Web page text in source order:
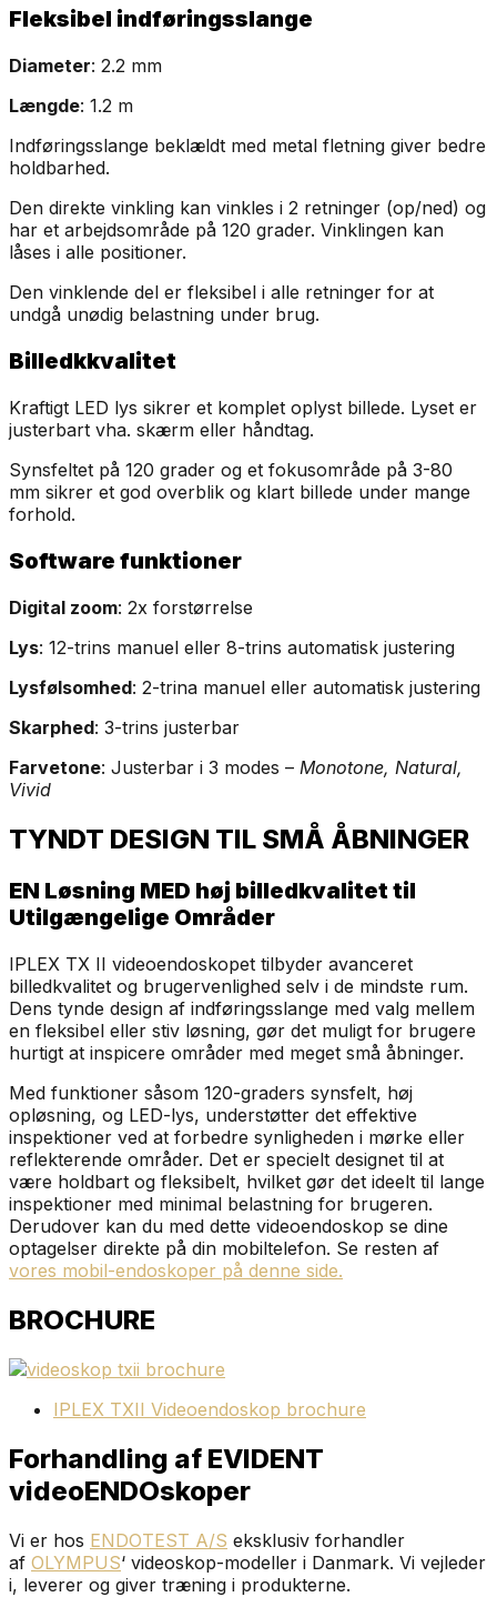
Fleksibel indføringsslange
Diameter: 2.2 mm
Længde: 1.2 m
Indføringsslange beklældt med metal fletning giver bedre
holdbarhed.
Den direkte vinkling kan vinkles i 2 retninger (op/ned) og
har et arbejdsområde på 120 grader. Vinklingen kan
låses i alle positioner.
Den vinklende del er fleksibel i alle retninger for at
undgå unødig belastning under brug.
Billedkkvalitet
Kraftigt LED lys sikrer et komplet oplyst billede. Lyset er
justerbart vha. skærm eller håndtag.
Synsfeltet på 120 grader og et fokusområde på 3-80
mm sikrer et god overblik og klart billede under mange
forhold.
Software funktioner
Digital zoom: 2x forstørrelse
Lys: 12-trins manuel eller 8-trins automatisk justering
Lysfølsomhed: 2-trina manuel eller automatisk justering
Skarphed: 3-trins justerbar
Farvetone: Justerbar i 3 modes – Monotone, Natural,
Vivid
TYNDT DESIGN TIL SMÅ ÅBNINGER
EN Løsning MED høj billedkvalitet til
Utilgængelige Områder
IPLEX TX II videoendoskopet tilbyder avanceret
billedkvalitet og brugervenlighed selv i de mindste rum.
Dens tynde design af indføringsslange med valg mellem
en fleksibel eller stiv løsning, gør det muligt for brugere
hurtigt at inspicere områder med meget små åbninger.
Med funktioner såsom 120-graders synsfelt, høj
opløsning, og LED-lys, understøtter det effektive
inspektioner ved at forbedre synligheden i mørke eller
reflekterende områder. Det er specielt designet til at
være holdbart og fleksibelt, hvilket gør det ideelt til lange
inspektioner med minimal belastning for brugeren.
Derudover kan du med dette videoendoskop se dine
optagelser direkte på din mobiltelefon. Se resten af
vores mobil-endoskoper på denne side.
BROCHURE
IPLEX TXII Videoendoskop brochure
Forhandling af EVIDENT
videoENDOskoper
Vi er hos ENDOTEST A/S eksklusiv forhandler
af OLYMPUS‘ videoskop-modeller i Danmark. Vi vejleder
i, leverer og giver træning i produkterne.